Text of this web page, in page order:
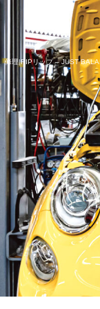
修理|RIPリップ – JUST